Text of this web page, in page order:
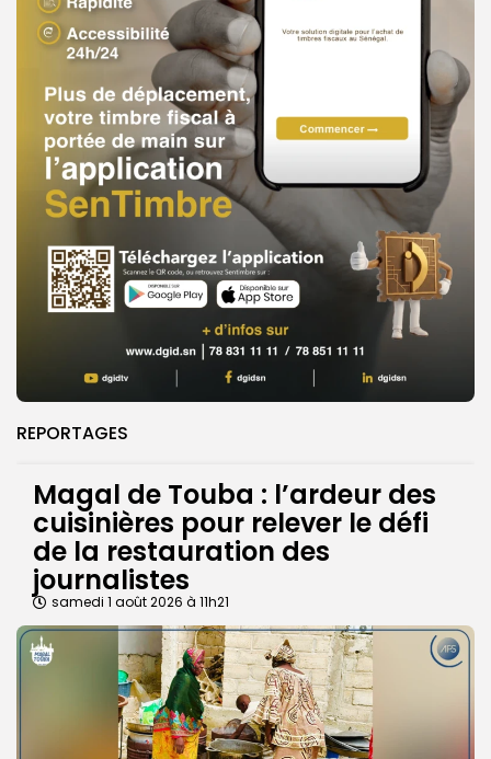
REPORTAGES
Magal de Touba : l’ardeur des
cuisinières pour relever le défi
de la restauration des
journalistes
samedi 1 août 2026 à 11h21